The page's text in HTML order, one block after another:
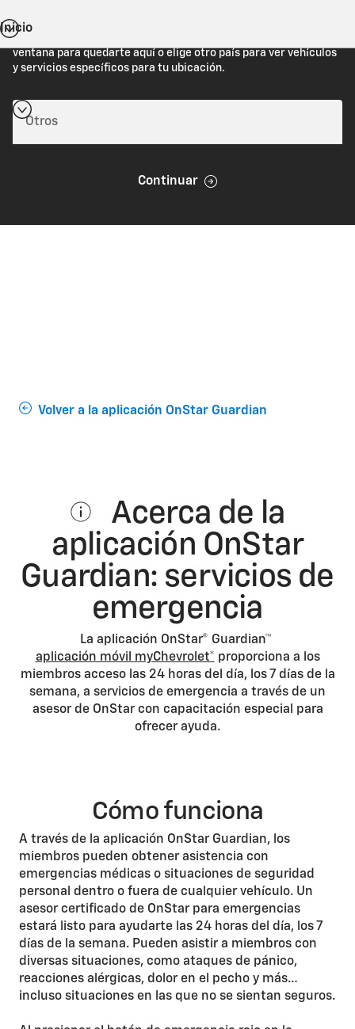
Estás viendo Chevrolet.com (Estados Unidos). Cierra esta
ventana para quedarte aquí o elige otro país para ver vehículos
y servicios específicos para tu ubicación.
Continuar
Inicio
Volver a la aplicación OnStar Guardian
Acerca de la
aplicación OnStar
Guardian: servicios de
emergencia
La aplicación OnStar® Guardian™
aplicación móvil myChevrolet* proporciona a los
miembros acceso las 24 horas del día, los 7 días de la
semana, a servicios de emergencia a través de un
asesor de OnStar con capacitación especial para
ofrecer ayuda.
Cómo funciona
A través de la aplicación OnStar Guardian, los
miembros pueden obtener asistencia con
emergencias médicas o situaciones de seguridad
personal dentro o fuera de cualquier vehículo. Un
asesor certificado de OnStar para emergencias
estará listo para ayudarte las 24 horas del día, los 7
días de la semana. Pueden asistir a miembros con
diversas situaciones, como ataques de pánico,
reacciones alérgicas, dolor en el pecho y más…
incluso situaciones en las que no se sientan seguros.